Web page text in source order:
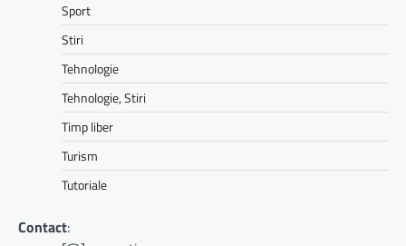
Sport
Stiri
Tehnologie
Tehnologie, Stiri
Timp liber
Turism
Tutoriale
Contact: